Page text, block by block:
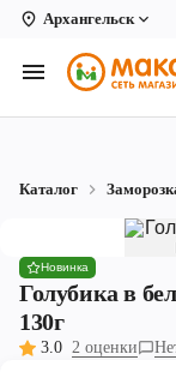
Архангельск
Вологда
Архангельск
Кирово-Чепецк
Коряжма
Котлас
Каталог
Новинка
Голубика в
130г
3.0 2 оценки